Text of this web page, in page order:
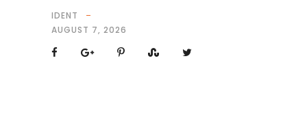
IDENT
AUGUST 7, 2026